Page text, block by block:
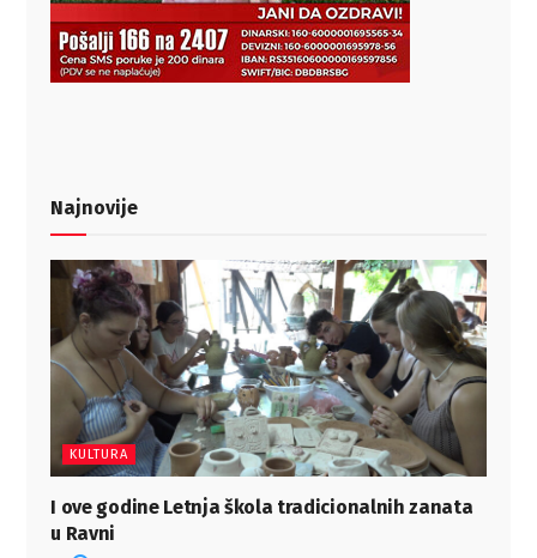
Najnovije
KULTURA
I ove godine Letnja škola tradicionalnih zanata
u Ravni